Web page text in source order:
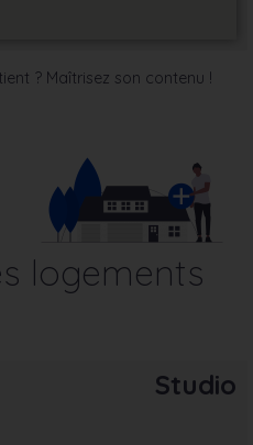
? Maîtrisez son contenu !
logements
Studio